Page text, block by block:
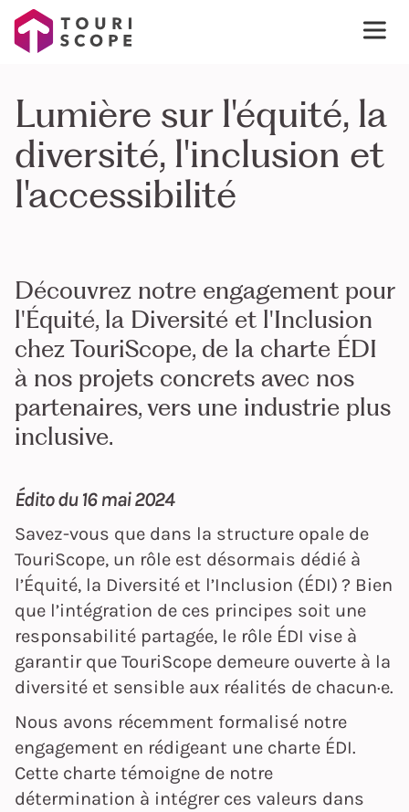
Lumière sur l'équité, la
diversité, l'inclusion et
l'accessibilité
Découvrez notre engagement pour
l'Équité, la Diversité et l'Inclusion
chez TouriScope, de la charte ÉDI
à nos projets concrets avec nos
partenaires, vers une industrie plus
inclusive.
Édito du 16 mai 2024
Savez-vous que dans la structure opale de
TouriScope, un rôle est désormais dédié à
l’Équité, la Diversité et l’Inclusion (ÉDI) ? Bien
que l’intégration de ces principes soit une
responsabilité partagée, le rôle ÉDI vise à
garantir que TouriScope demeure ouverte à la
diversité et sensible aux réalités de chacun·e.
Nous avons récemment formalisé notre
engagement en rédigeant une charte ÉDI.
Cette charte témoigne de notre
détermination à intégrer ces valeurs dans